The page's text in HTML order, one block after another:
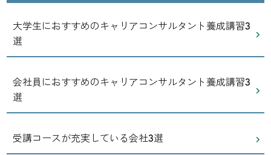
大学生におすすめのキャリアコンサルタント養成講習3
選
会社員におすすめのキャリアコンサルタント養成講習3
選
受講コースが充実している会社3選